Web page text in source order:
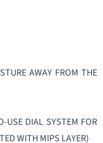
AWAY FROM THE
USE DIAL SYSTEM FOR
WITH MIPS LAYER)